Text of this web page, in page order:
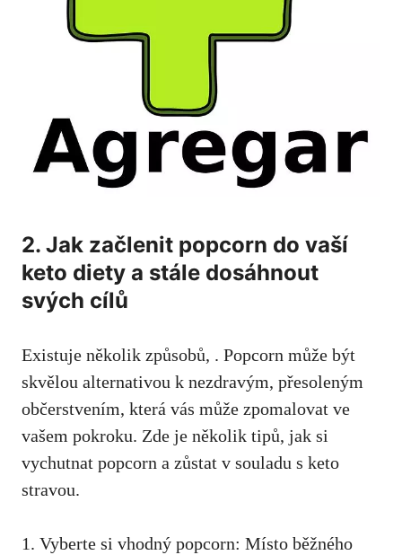
2. Jak začlenit popcorn do vaší
keto diety ⁣a stále dosáhnout
svých cílů
Existuje několik způsobů, ​. Popcorn může být
skvělou ​alternativou k nezdravým, přesoleným
občerstvením, která vás může zpomalovat ⁣ve
vašem pokroku. Zde je několik tipů, jak si
vychutnat popcorn a zůstat v souladu s keto
stravou.
1. Vyberte si vhodný popcorn: Místo⁢ běžného